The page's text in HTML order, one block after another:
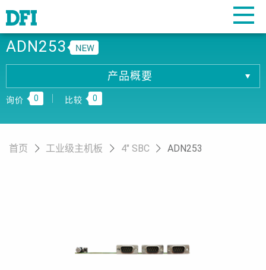
ADN253
产品概要
产品概要
相關下载
订购资讯
询价 0 比较 0
首页 工业级主机板 4" SBC ADN253